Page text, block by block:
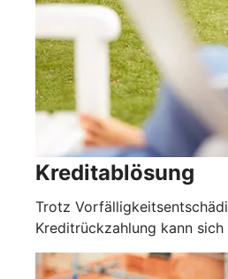
Kreditablösung
Trotz
Kreditrückzahlung kann sich